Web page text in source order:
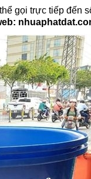
gọi trực tiếp đến